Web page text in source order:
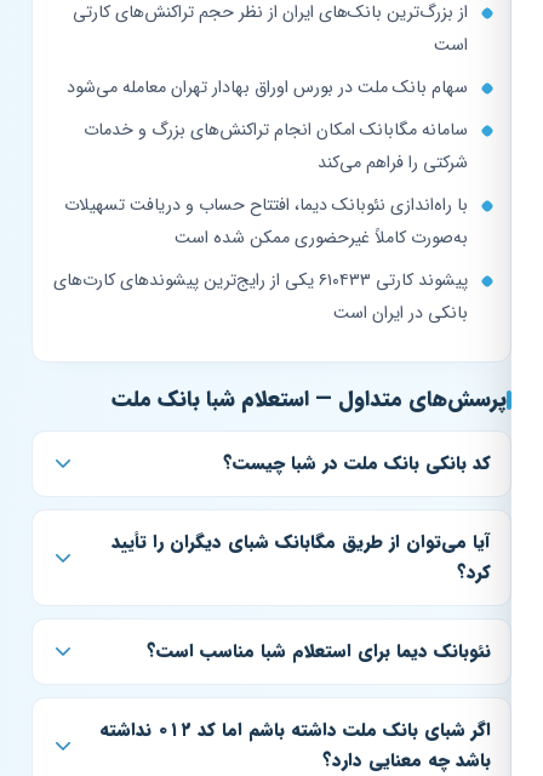
از بزرگ‌ترین بانک‌های ایران از نظر حجم تراکنش‌های کارتی
است
سهام بانک ملت در بورس اوراق بهادار تهران معامله می‌شود
سامانه مگابانک امکان انجام تراکنش‌های بزرگ و خدمات
شرکتی را فراهم می‌کند
با راه‌اندازی نئوبانک دیما، افتتاح حساب و دریافت تسهیلات
به‌صورت کاملاً غیرحضوری ممکن شده است
پیشوند کارتی ۶۱۰۴۳۳ یکی از رایج‌ترین پیشوندهای کارت‌های
بانکی در ایران است
پرسش‌های متداول — استعلام شبا بانک ملت
کد بانکی بانک ملت در شبا چیست؟
آیا می‌توان از طریق مگابانک شبای دیگران را تأیید
کرد؟
نئوبانک دیما برای استعلام شبا مناسب است؟
اگر شبای بانک ملت داشته باشم اما کد ۰۱۲ نداشته
باشد چه معنایی دارد؟